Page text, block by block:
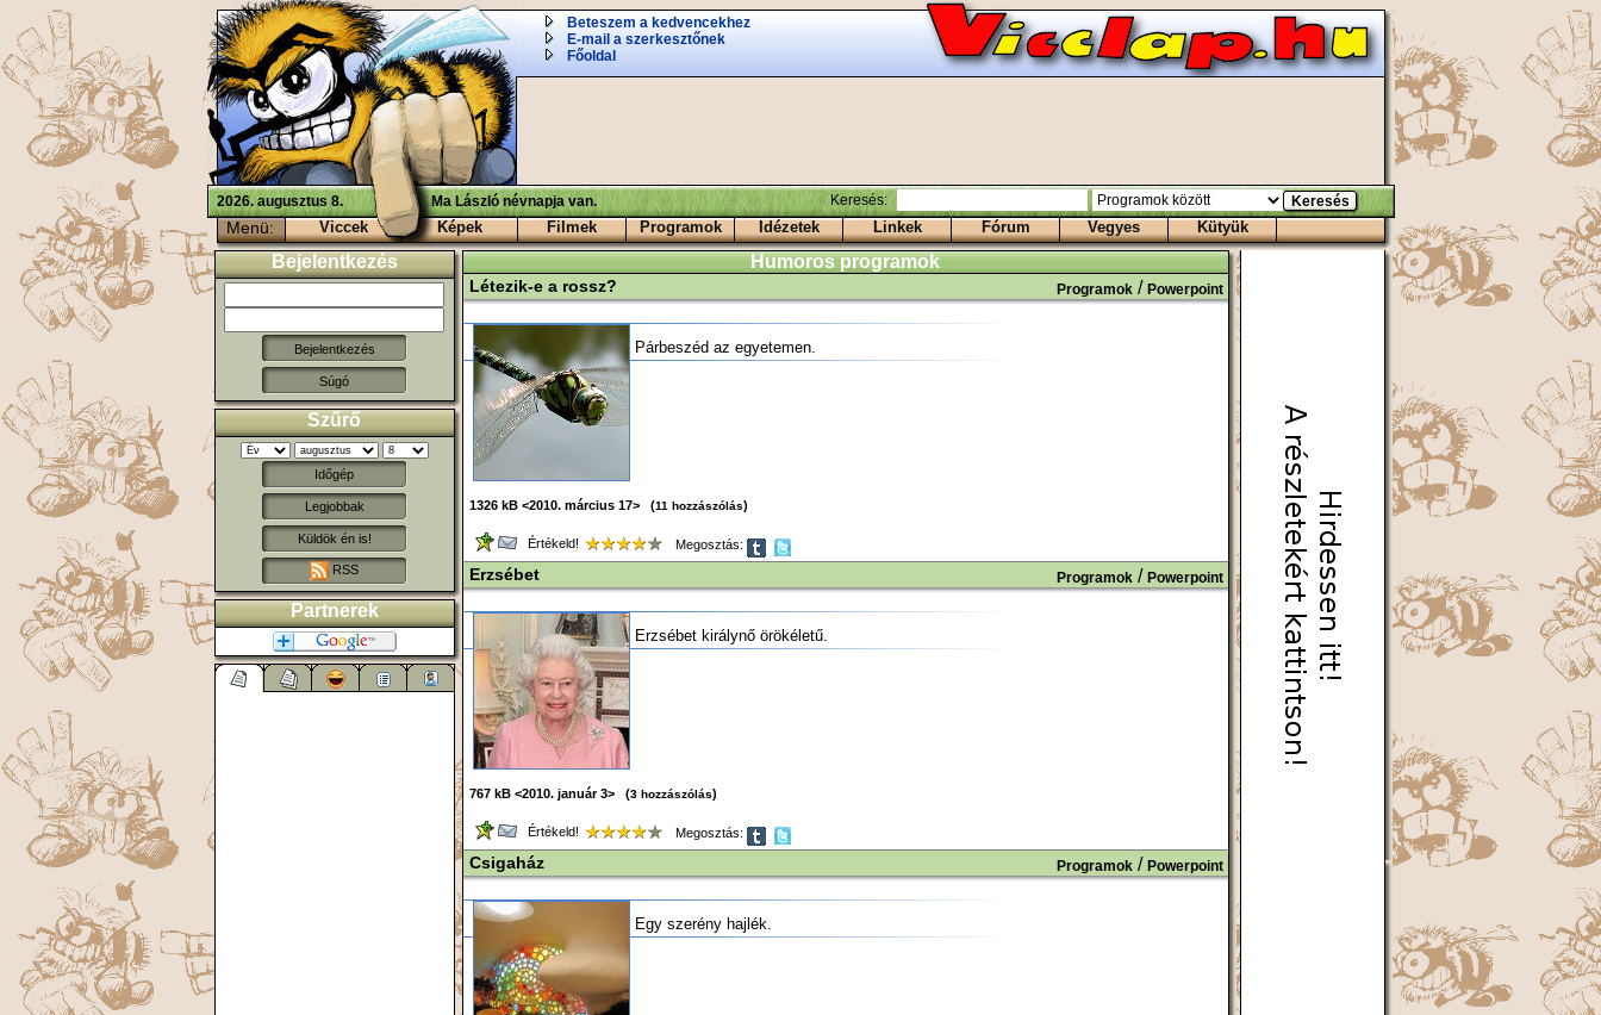
Beteszem a kedvencekhez
E-mail a szerkesztőnek
Főoldal
2026. augusztus 8. Ma László névnapja van. Keresés:
Menü: Viccek Képek Filmek Programok Idézetek Linkek Fórum Vegyes Kütyük
Bejelentkezés
Súgó
Szűrő
Időgép
Legjobbak
Küldök én is!
RSS
Partnerek
Humoros programok
Létezik-e a rossz? Programok/ Powerpoint
Párbeszéd az egyetemen.
1326 kB <2010. március 17> (11 hozzászólás)
Értékeld! Megosztás:
Erzsébet Programok/ Powerpoint
Erzsébet királynő örökéletű.
767 kB <2010. január 3> (3 hozzászólás)
Értékeld! Megosztás:
Csigaház Programok/ Powerpoint
Egy szerény hajlék.